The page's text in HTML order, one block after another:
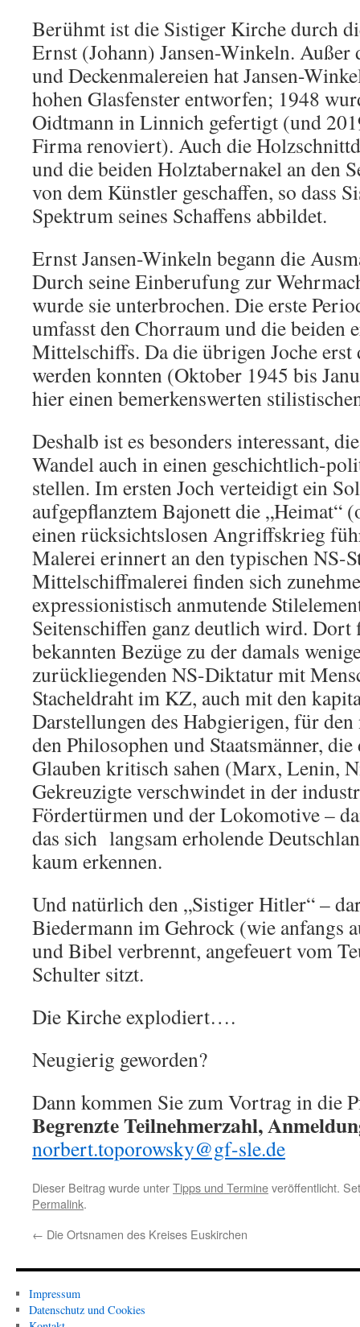
Berühmt ist die Sistiger Kirche durch
Ernst (Johann) Jansen-Winkeln. Außer
und Deckenmalereien hat Jansen-
hohen Glasfenster entworfen; 1948
Oidtmann in Linnich gefertigt (und
Firma renoviert). Auch die
und die beiden Holztabernakel an den
von dem Künstler geschaffen, so dass
Spektrum seines Schaffens abbildet.
Ernst Jansen-Winkeln begann die
Durch seine Einberufung zur
wurde sie unterbrochen. Die erste
umfasst den Chorraum und die beiden
Mittelschiffs. Da die übrigen Joche erst
werden konnten (Oktober 1945 bis
hier einen bemerkenswerten
Deshalb ist es besonders interessant,
Wandel auch in einen geschichtlich-
stellen. Im ersten Joch verteidigt ein
aufgepflanztem Bajonett die „Heimat“
einen rücksichtslosen Angriffskrieg
Malerei erinnert an den typischen NS-
Mittelschiffmalerei finden sich
expressionistisch anmutende
Seitenschiffen ganz deutlich wird. Dort
bekannten Bezüge zu der damals
zurückliegenden NS-Diktatur mit
Stacheldraht im KZ, auch mit den
Darstellungen des Habgierigen, für
den Philosophen und Staatsmänner,
Glauben kritisch sahen (Marx, Lenin,
Gekreuzigte verschwindet in der
Fördertürmen und der Lokomotive –
das sich langsam erholende
kaum erkennen.
Und natürlich den „Sistiger Hitler“ –
Biedermann im Gehrock (wie anfangs
und Bibel verbrennt, angefeuert vom
Schulter sitzt.
Die Kirche explodiert….
Neugierig geworden?
Dann kommen Sie zum Vortrag in die
Begrenzte Teilnehmerzahl,
norbert.toporowsky@gf-sle.de
Dieser Beitrag wurde unterTipps und Termineveröffentlicht.
Permalink.
← Die Ortsnamen des Kreises Euskirchen
Impressum
Datenschutz und Cookies